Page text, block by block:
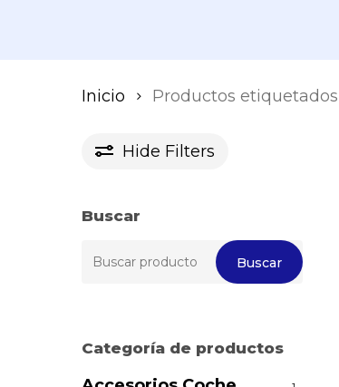
Inicio Productos
Hide Filters
Buscar
por:
Buscar
Categoría de productos